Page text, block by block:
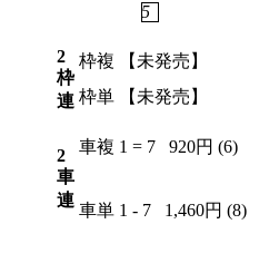
5
2
枠
連
枠複
【未発売】
枠単
【未発売】
2
車
連
車複 1 = 7 920円 (6)
車単 1 - 7 1,460円 (8)